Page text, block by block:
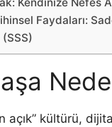
Kendinize Nefes
Faydaları:
açık” kültürü,